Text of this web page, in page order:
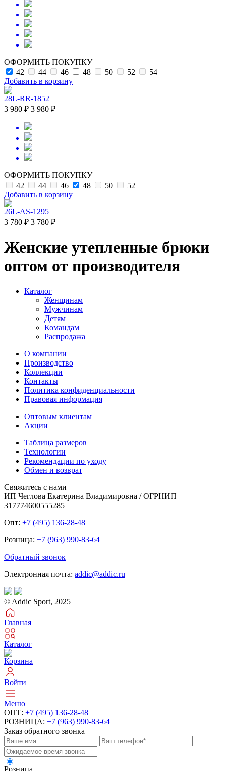
ОФОРМИТЬ ПОКУПКУ
42
44 46 48 50 52
54
Добавить в корзину
28L-RR-1852
3 980 ₽ 3 980 ₽
ОФОРМИТЬ ПОКУПКУ
42
44 46 48 50
52
Добавить в корзину
26L-AS-1295
3 780 ₽ 3 780 ₽
Женские утепленные брюки
оптом от производителя
Каталог
Женщинам
Мужчинам
Детям
Командам
Распродажа
О компании
Производство
Коллекции
Контакты
Политика конфиденциальности
Правовая информация
Оптовым клиентам
Акции
Таблица размеров
Технологии
Рекомендации по уходу
Обмен и возврат
Свяжитесь с нами
ИП Чеглова Екатерина Владимировна / ОГРНИП
317774600555285
Опт: +7 (495) 136-28-48
Розница: +7 (963) 990-83-64
Обратный звонок
Электронная почта: addic@addic.ru
© Addic Sport, 2025
Главная
Каталог
Корзина
Войти
Меню
ОПТ: +7 (495) 136-28-48
РОЗНИЦА: +7 (963) 990-83-64
Заказ обратного звонка
Розница